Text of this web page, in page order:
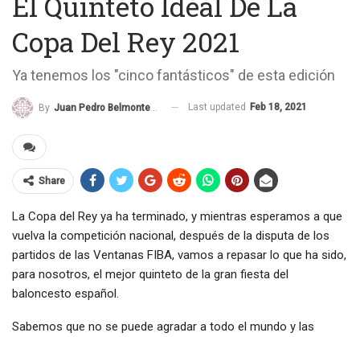
Copa Del Rey 2021
Ya tenemos los "cinco fantásticos" de esta edición
By Juan Pedro Belmonte García Last updated Feb 18, 2021
Share
La Copa del Rey ya ha terminado, y mientras esperamos a que
vuelva la competición nacional, después de la disputa de los
partidos de las Ventanas FIBA, vamos a repasar lo que ha sido,
para nosotros, el mejor quinteto de la gran fiesta del
baloncesto español.
Sabemos que no se puede agradar a todo el mundo y las